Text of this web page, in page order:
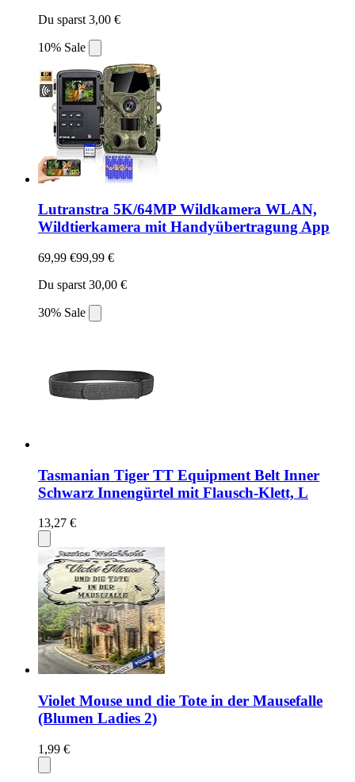
Du sparst 3,00 €
10% Sale
Lutranstra 5K/64MP Wildkamera WLAN,
Wildtierkamera mit Handyübertragung App
69,99 €99,99 €
Du sparst 30,00 €
30% Sale
Tasmanian Tiger TT Equipment Belt Inner
Schwarz Innengürtel mit Flausch-Klett, L
13,27 €
Violet Mouse und die Tote in der Mausefalle
(Blumen Ladies 2)
1,99 €